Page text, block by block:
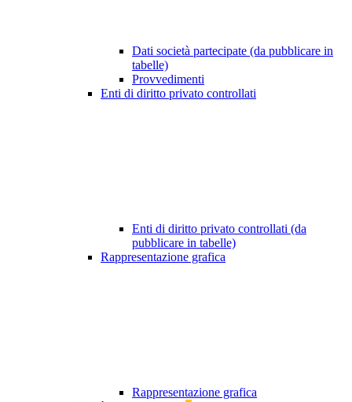
Dati società partecipate (da pubblicare in
tabelle)
Provvedimenti
Enti di diritto privato controllati
Enti di diritto privato controllati (da
pubblicare in tabelle)
Rappresentazione grafica
Rappresentazione grafica